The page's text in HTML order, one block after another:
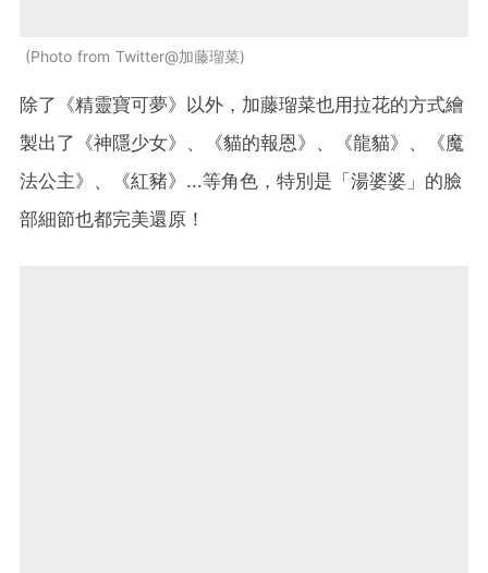
Photo from Twitter@加藤瑠菜
除了《精靈寶可夢》以外，加藤瑠菜也用拉花的方式繪
製出了《神隱少女》、《貓的報恩》、《龍貓》、《魔
法公主》、《紅豬》...等角色，特別是「湯婆婆」的臉
部細節也都完美還原！